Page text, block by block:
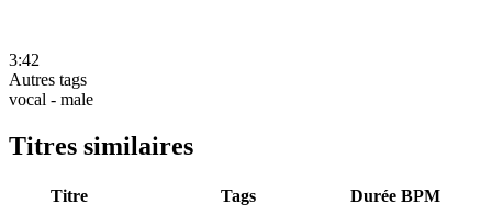
3:42
Autres tags
vocal - male
Titres similaires
Titre Tags Durée BPM